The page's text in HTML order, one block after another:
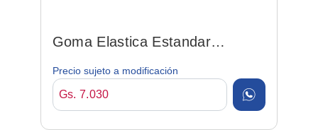
Goma Elastica Estandar
Precio sujeto a modificación
Gs. 7.030